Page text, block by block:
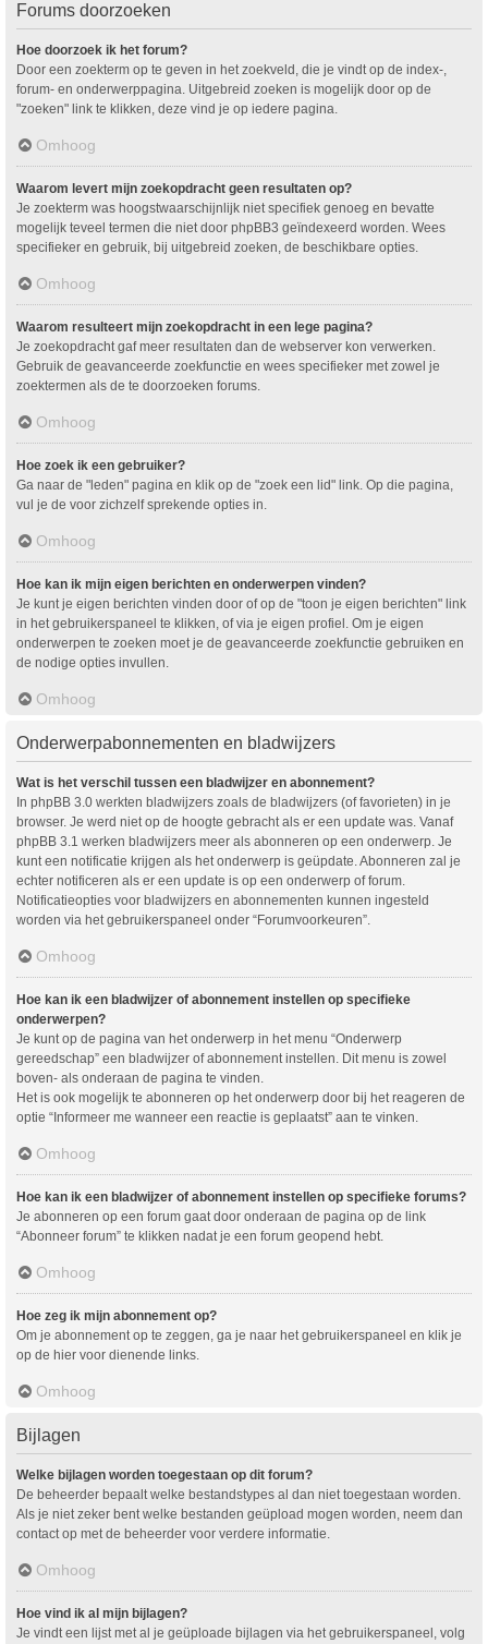
Forums doorzoeken
Hoe doorzoek ik het forum?
Door een zoekterm op te geven in het zoekveld, die je vindt op de index-,
forum- en onderwerppagina. Uitgebreid zoeken is mogelijk door op de
"zoeken" link te klikken, deze vind je op iedere pagina.
Omhoog
Waarom levert mijn zoekopdracht geen resultaten op?
Je zoekterm was hoogstwaarschijnlijk niet specifiek genoeg en bevatte
mogelijk teveel termen die niet door phpBB3 geïndexeerd worden. Wees
specifieker en gebruik, bij uitgebreid zoeken, de beschikbare opties.
Omhoog
Waarom resulteert mijn zoekopdracht in een lege pagina?
Je zoekopdracht gaf meer resultaten dan de webserver kon verwerken.
Gebruik de geavanceerde zoekfunctie en wees specifieker met zowel je
zoektermen als de te doorzoeken forums.
Omhoog
Hoe zoek ik een gebruiker?
Ga naar de "leden" pagina en klik op de "zoek een lid" link. Op die pagina,
vul je de voor zichzelf sprekende opties in.
Omhoog
Hoe kan ik mijn eigen berichten en onderwerpen vinden?
Je kunt je eigen berichten vinden door of op de "toon je eigen berichten" link
in het gebruikerspaneel te klikken, of via je eigen profiel. Om je eigen
onderwerpen te zoeken moet je de geavanceerde zoekfunctie gebruiken en
de nodige opties invullen.
Omhoog
Onderwerpabonnementen en bladwijzers
Wat is het verschil tussen een bladwijzer en abonnement?
In phpBB 3.0 werkten bladwijzers zoals de bladwijzers (of favorieten) in je
browser. Je werd niet op de hoogte gebracht als er een update was. Vanaf
phpBB 3.1 werken bladwijzers meer als abonneren op een onderwerp. Je
kunt een notificatie krijgen als het onderwerp is geüpdate. Abonneren zal je
echter notificeren als er een update is op een onderwerp of forum.
Notificatieopties voor bladwijzers en abonnementen kunnen ingesteld
worden via het gebruikerspaneel onder “Forumvoorkeuren”.
Omhoog
Hoe kan ik een bladwijzer of abonnement instellen op specifieke
onderwerpen?
Je kunt op de pagina van het onderwerp in het menu “Onderwerp
gereedschap” een bladwijzer of abonnement instellen. Dit menu is zowel
boven- als onderaan de pagina te vinden.
Het is ook mogelijk te abonneren op het onderwerp door bij het reageren de
optie “Informeer me wanneer een reactie is geplaatst” aan te vinken.
Omhoog
Hoe kan ik een bladwijzer of abonnement instellen op specifieke forums?
Je abonneren op een forum gaat door onderaan de pagina op de link
“Abonneer forum” te klikken nadat je een forum geopend hebt.
Omhoog
Hoe zeg ik mijn abonnement op?
Om je abonnement op te zeggen, ga je naar het gebruikerspaneel en klik je
op de hier voor dienende links.
Omhoog
Bijlagen
Welke bijlagen worden toegestaan op dit forum?
De beheerder bepaalt welke bestandstypes al dan niet toegestaan worden.
Als je niet zeker bent welke bestanden geüpload mogen worden, neem dan
contact op met de beheerder voor verdere informatie.
Omhoog
Hoe vind ik al mijn bijlagen?
Je vindt een lijst met al je geüploade bijlagen via het gebruikerspaneel, volg